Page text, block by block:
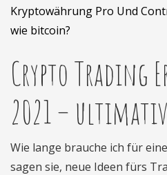
Kryptowährung Pro Und
wie bitcoin?
Crypto Trading
2021 –
Wie lange brauche ich für
sagen sie, neue Ideen fürs